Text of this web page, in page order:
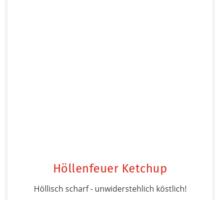
Höllenfeuer Ketchup
Höllisch scharf - unwiderstehlich köstlich!